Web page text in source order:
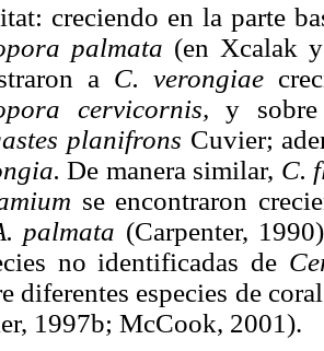
creciendo en la parte
palmata (en Xcalak
a C. verongiae
cervicornis,y
planifrons Cuvier;
De manera similar, C.
se encontraron
palmata (Carpenter,
no identificadas de
diferentes especies de
1997b; McCook, 2001).